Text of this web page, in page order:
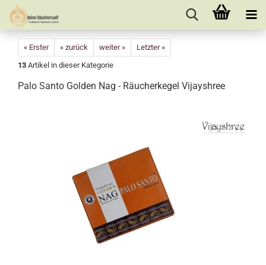
« Erster « zurück weiter »
Letzter »
13 Artikel in dieser Kategorie
Palo Santo Golden Nag - Räucherkegel Vijayshree